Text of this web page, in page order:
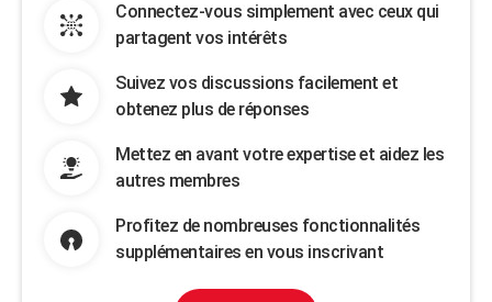
Connectez-vous simplement avec ceux qui
partagent vos intérêts
Suivez vos discussions facilement et
obtenez plus de réponses
Mettez en avant votre expertise et aidez les
autres membres
Profitez de nombreuses fonctionnalités
supplémentaires en vous inscrivant